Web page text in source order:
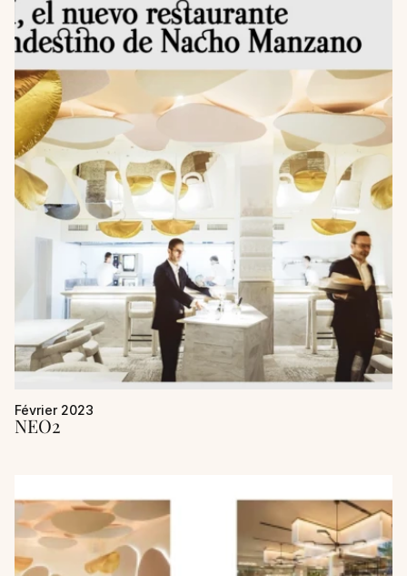
Février 2023
NEO2